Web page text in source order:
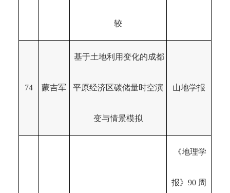
较
74 蒙吉军
基于土地利用变化的成都
平原经济区碳储量时空演
变与情景模拟
山地学报
《地理学
报》90 周